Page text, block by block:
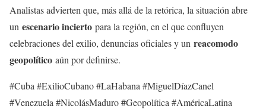
Analistas advierten que, más allá de la retórica, la situación abre
un escenario incierto para la región, en el que confluyen
celebraciones del exilio, denuncias oficiales y un reacomodo
geopolítico aún por definirse.
#Cuba #ExilioCubano #LaHabana #MiguelDíazCanel
#Venezuela #NicolásMaduro #Geopolítica #AméricaLatina